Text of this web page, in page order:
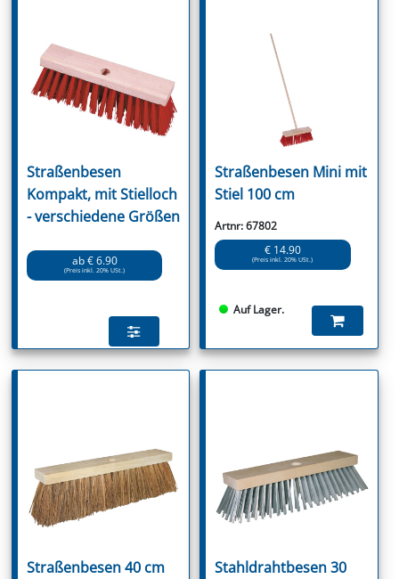
Straßenbesen
Kompakt, mit Stielloch
- verschiedene Größen
ab € 6.90
(Preis inkl. 20% USt.)
Straßenbesen Mini mit
Stiel 100 cm
Artnr: 67802
€ 14.90
(Preis inkl. 20% USt.)
Auf Lager.
Straßenbesen 40 cm
Stahldrahtbesen 30